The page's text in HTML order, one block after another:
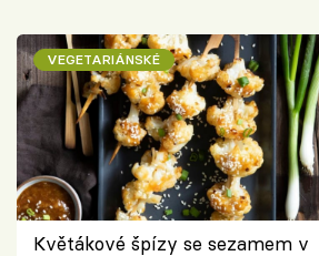
VEGETARIÁNSKÉ
Květákové špízy se sezamem v